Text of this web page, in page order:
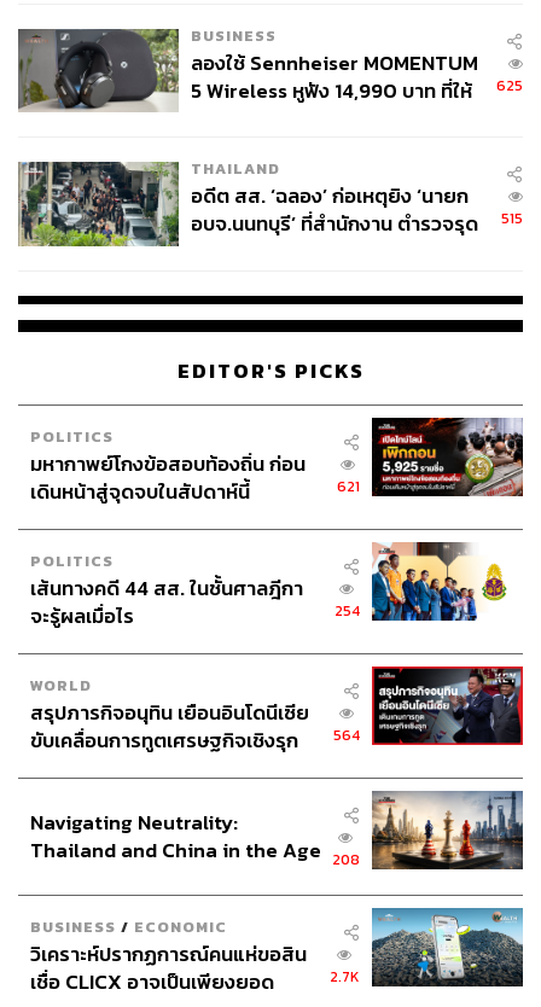
TAGS: สุดารัตน์ เกยุราพันธุ์ พรรคไทยสร้างไทย
ศิธา ทิวารี
131
BUSINESS
ลองใช้ Sennheiser MOMENTUM
5 Wireless หูฟัง 14,990 บาท ที่ให้
625
THAILAND
อดีต สส. ‘ฉลอง’ ก่อเหตุยิง ‘นายก
อบจ.นนทบุรี’ ที่สำนักงาน ตำรวจรุด
515
EDITOR'S PICKS
POLITICS
มหากาพย์โกงข้อสอบท้องถิ่น ก่อน
เดินหน้าสู่จุดจบในสัปดาห์นี้
621
POLITICS
เส้นทางคดี 44 สส. ในชั้นศาลฎีกา
จะรู้ผลเมื่อไร
254
WORLD
สรุปภารกิจอนุทิน เยือนอินโดนีเซีย
ขับเคลื่อนการทูตเศรษฐกิจเชิงรุก
564
Navigating Neutrality:
Thailand and China in the Age
208
BUSINESS / ECONOMIC
วิเคราะห์ปรากฏการณ์คนแห่ขอสิน
เชื่อ CLICX อาจเป็นเพียงยอด
2.7K